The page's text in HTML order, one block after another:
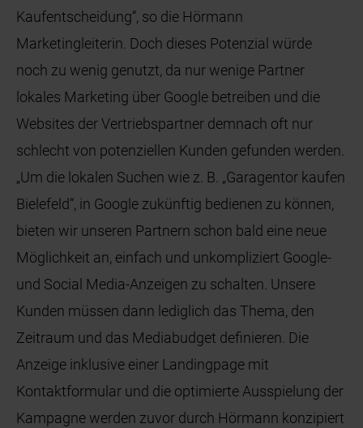
Kaufentscheidung“, so die Hörmann
Marketingleiterin. Doch dieses Potenzial würde
noch zu wenig genutzt, da nur wenige Partner
lokales Marketing über Google betreiben und die
Websites der Vertriebspartner demnach oft nur
schlecht von potenziellen Kunden gefunden werden.
„Um die lokalen Suchen wie z. B. „Garagentor kaufen
Bielefeld“, in Google zukünftig bedienen zu können,
bieten wir unseren Partnern schon bald eine neue
Möglichkeit an, einfach und unkompliziert Google-
und Social Media-Anzeigen zu schalten. Unsere
Kunden müssen dann lediglich das Thema, den
Zeitraum und das Mediabudget definieren. Die
Anzeige inklusive einer Landingpage mit
Kontaktformular und die optimierte Ausspielung der
Kampagne werden zuvor durch Hörmann konzipiert